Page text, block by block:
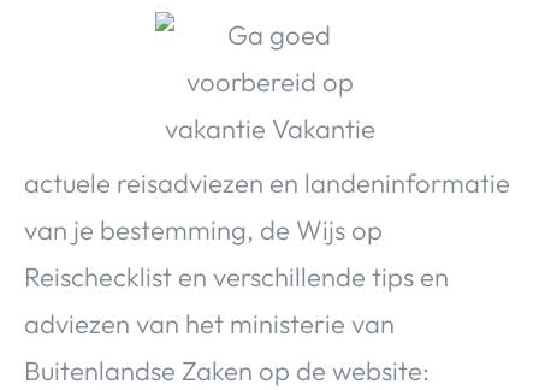
Over Valerie
De Top 5
Contact
VALERIE'S CHOICE
Food & Drinks Health & Beauty Gadgets
actuele reisadviezen en landeninformatie
van je bestemming, de Wijs op
Reischecklist en verschillende tips en
adviezen van het ministerie van
Buitenlandse Zaken op de website: